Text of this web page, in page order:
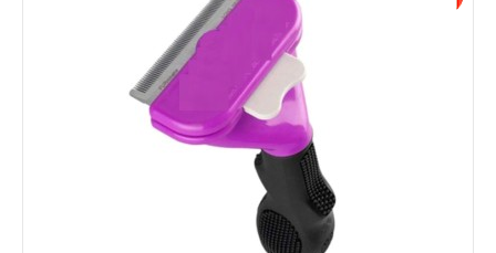
Evcil Hayvan Tarak ve Tüy Kesme Aleti
Evcil Hayvan Tarak ve Tüy Kesme Aleti: Pet Zoom (2 li Set) Kedi ve
Köpekleriniz Artık Daha Bakımlı I..